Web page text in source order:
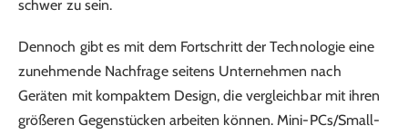
schwer zu sein.
Dennoch gibt es mit dem Fortschritt der Technologie eine
zunehmende Nachfrage seitens Unternehmen nach
Geräten mit kompaktem Design, die vergleichbar mit ihren
größeren Gegenstücken arbeiten können. Mini-PCs/Small-